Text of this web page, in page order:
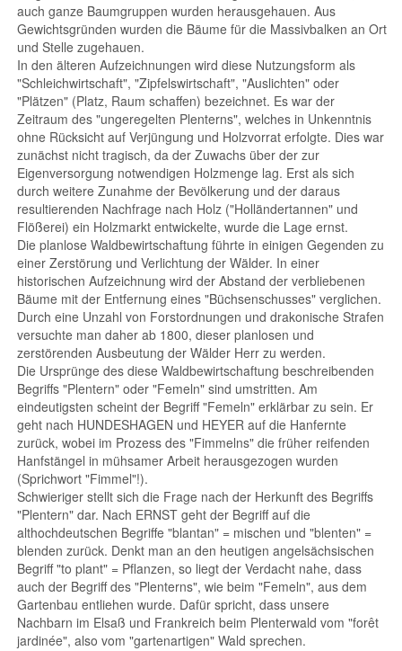
auch ganze Baumgruppen wurden herausgehauen. Aus
Gewichtsgründen wurden die Bäume für die Massivbalken an Ort
und Stelle zugehauen.
In den älteren Aufzeichnungen wird diese Nutzungsform als
"Schleichwirtschaft", "Zipfelswirtschaft", "Auslichten" oder
"Plätzen" (Platz, Raum schaffen) bezeichnet. Es war der
Zeitraum des "ungeregelten Plenterns", welches in Unkenntnis
ohne Rücksicht auf Verjüngung und Holzvorrat erfolgte. Dies war
zunächst nicht tragisch, da der Zuwachs über der zur
Eigenversorgung notwendigen Holzmenge lag. Erst als sich
durch weitere Zunahme der Bevölkerung und der daraus
resultierenden Nachfrage nach Holz ("Holländertannen" und
Flößerei) ein Holzmarkt entwickelte, wurde die Lage ernst.
Die planlose Waldbewirtschaftung führte in einigen Gegenden zu
einer Zerstörung und Verlichtung der Wälder. In einer
historischen Aufzeichnung wird der Abstand der verbliebenen
Bäume mit der Entfernung eines "Büchsenschusses" verglichen.
Durch eine Unzahl von Forstordnungen und drakonische Strafen
versuchte man daher ab 1800, dieser planlosen und
zerstörenden Ausbeutung der Wälder Herr zu werden.
Die Ursprünge des diese Waldbewirtschaftung beschreibenden
Begriffs "Plentern" oder "Femeln" sind umstritten. Am
eindeutigsten scheint der Begriff "Femeln" erklärbar zu sein. Er
geht nach HUNDESHAGEN und HEYER auf die Hanfernte
zurück, wobei im Prozess des "Fimmelns" die früher reifenden
Hanfstängel in mühsamer Arbeit herausgezogen wurden
(Sprichwort "Fimmel"!).
Schwieriger stellt sich die Frage nach der Herkunft des Begriffs
"Plentern" dar. Nach ERNST geht der Begriff auf die
althochdeutschen Begriffe "blantan" = mischen und "blenten" =
blenden zurück. Denkt man an den heutigen angelsächsischen
Begriff "to plant" = Pflanzen, so liegt der Verdacht nahe, dass
auch der Begriff des "Plenterns", wie beim "Femeln", aus dem
Gartenbau entliehen wurde. Dafür spricht, dass unsere
Nachbarn im Elsaß und Frankreich beim Plenterwald vom "forêt
jardinée", also vom "gartenartigen" Wald sprechen.